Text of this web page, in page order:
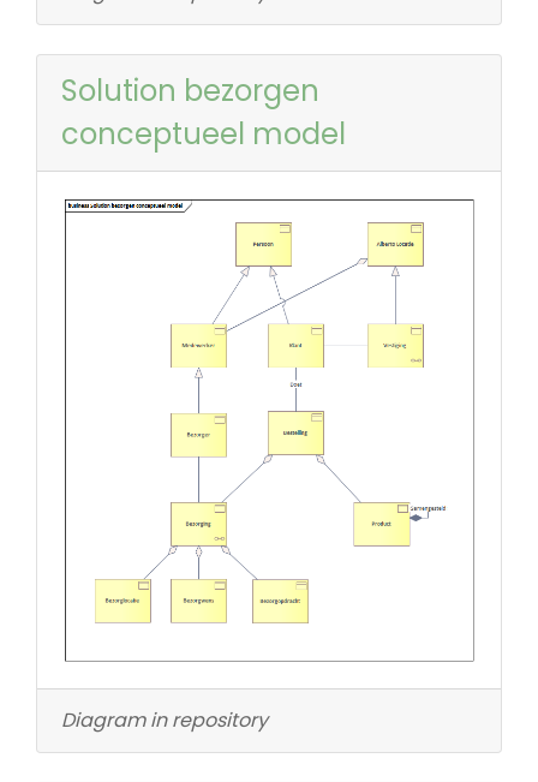
Solution bezorgen
conceptueel model
Diagram in repository